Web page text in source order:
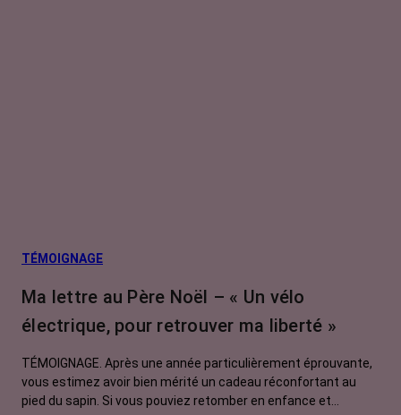
TÉMOIGNAGE
Ma lettre au Père Noël – « Un vélo
électrique, pour retrouver ma liberté »
TÉMOIGNAGE. Après une année particulièrement éprouvante,
vous estimez avoir bien mérité un cadeau réconfortant au
pied du sapin. Si vous pouviez retomber en enfance et